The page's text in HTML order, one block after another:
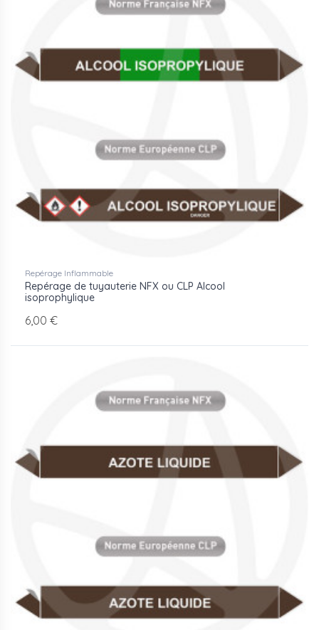
Repérage Inflammable
Repérage de tuyauterie NFX ou CLP Alcool
isoprophylique
6,00 €